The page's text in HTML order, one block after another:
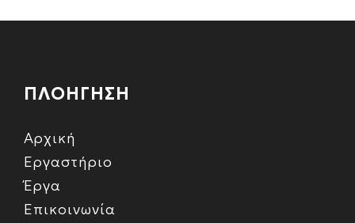
ΠΛΟΗΓΗΣΗ
Αρχική
Εργαστήριο
Έργα
Επικοινωνία